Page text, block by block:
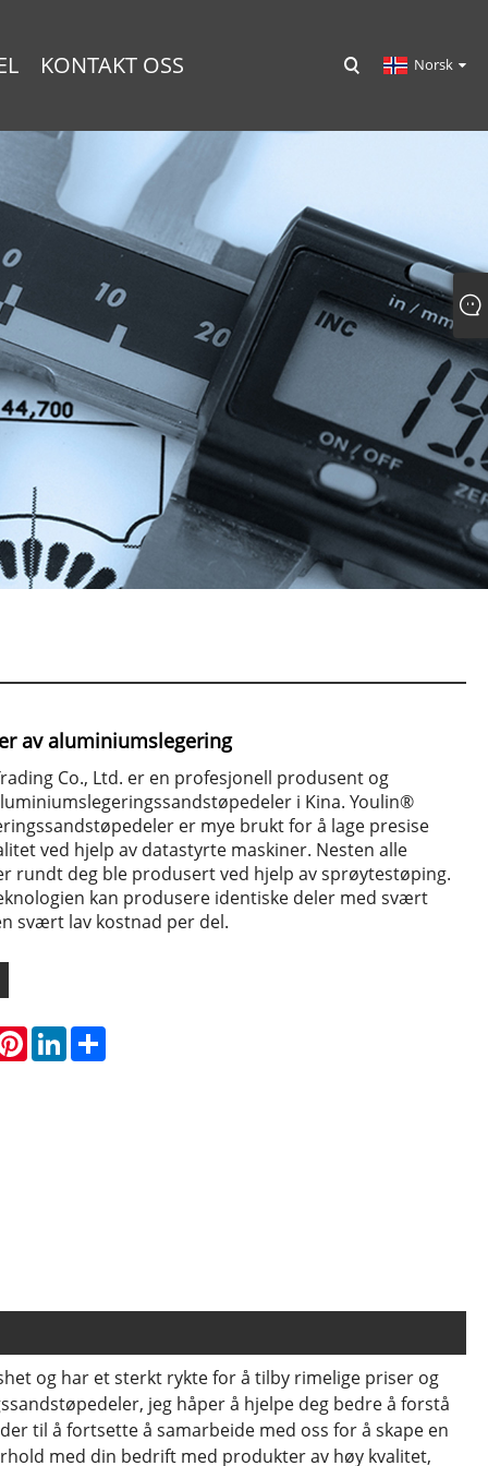
KONTAKT OSS Norsk‎
av aluminiumslegering
Co., Ltd. er en profesjonell produsent og
i Kina. Youlin®
er mye brukt for å lage presise
ved hjelp av datastyrte maskiner. Nesten alle
rundt deg ble produsert ved hjelp av sprøytestøping.
kan produsere identiske deler med svært
svært lav kostnad per del.
PinterestLinkedIn
og har et sterkt rykte for å tilby rimelige priser og
jeg håper å hjelpe deg bedre å forstå
til å fortsette å samarbeide med oss ​​for å skape en
med din bedrift med produkter av høy kvalitet,